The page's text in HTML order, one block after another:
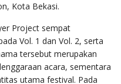
Kota Bekasi.
Project sempat
Vol. 1 dan Vol. 2, serta
tersebut merupakan
acara, sementara
utama festival. Pada